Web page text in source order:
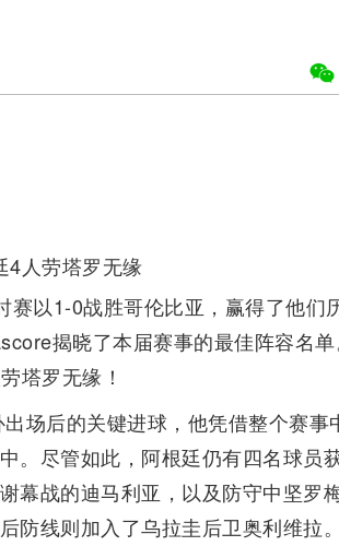
4人劳塔罗无缘
以1-0战胜哥伦比亚，赢得了他们
揭晓了本届赛事的最佳阵容名
塔罗无缘！
场后的关键进球，他凭借整个赛事
。尽管如此，阿根廷仍有四名球员
幕战的迪马利亚，以及防守中坚罗
防线则加入了乌拉圭后卫奥利维拉